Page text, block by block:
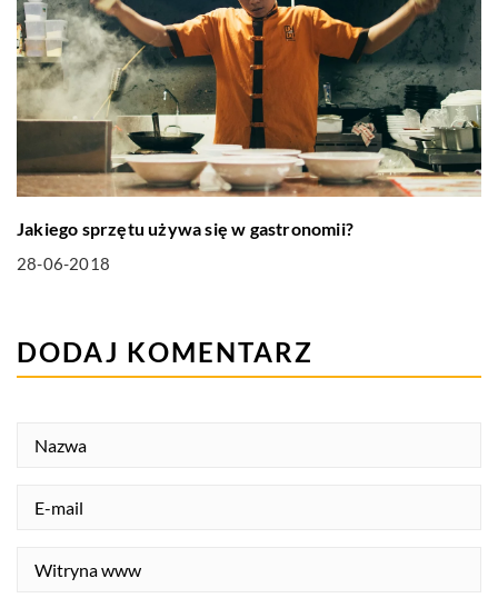
Jakiego sprzętu używa się w gastronomii?
28-06-2018
DODAJ KOMENTARZ